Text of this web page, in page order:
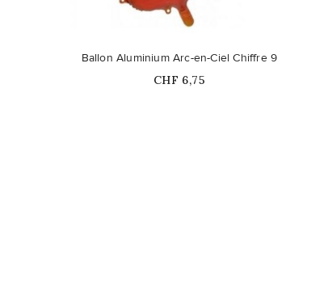
Ballon Aluminium Arc-en-Ciel Chiffre 9
Prix
CHF 6,75